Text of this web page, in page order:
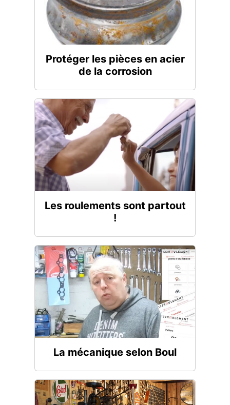
Protéger les pièces en acier
de la corrosion
Les roulements sont partout
!
La mécanique selon Boul